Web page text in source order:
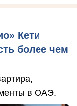
Кети
более чем
в ОАЭ.